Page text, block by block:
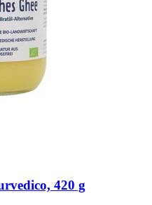
420 g